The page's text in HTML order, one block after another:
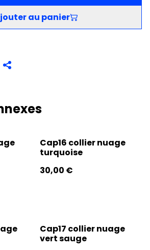
au panier
Cap16 collier nuage
turquoise
30,00 €
Cap17 collier nuage
vert sauge